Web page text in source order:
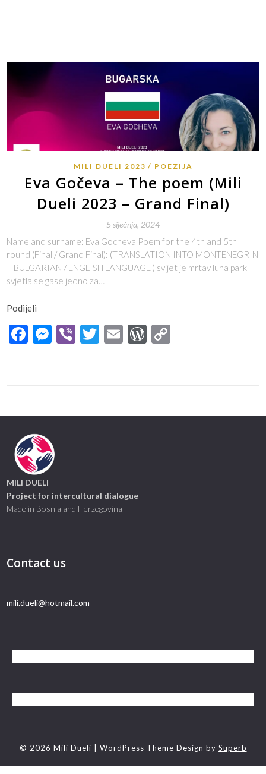
MILI DUELI 2023 POEZIJA
Eva Gočeva – The poem (Mili
Dueli 2023 – Grand Final)
5 siječnja, 2024
Name and surname: Eva Gocheva Poem for the 4th and 5th
round (Final / Grand Final): (TRANSLATION INTO MONTENEGRIN
+ BULGARIAN / ENGLISH LANGUAGE ) svijet je mrtav luna park
svjetla se gase jedno za…
Podijeli
Facebook
Messenger
ViberTwitter
EmailWordPress
MILI DUELI
Project for intercultural dialogue
Made in Bosnia and Herzegovina
Contact us
mili.dueli@hotmail.com
© 2026 Mili Dueli | WordPress Theme Design by Superb